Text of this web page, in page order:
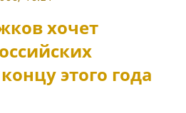
хочет
этого года